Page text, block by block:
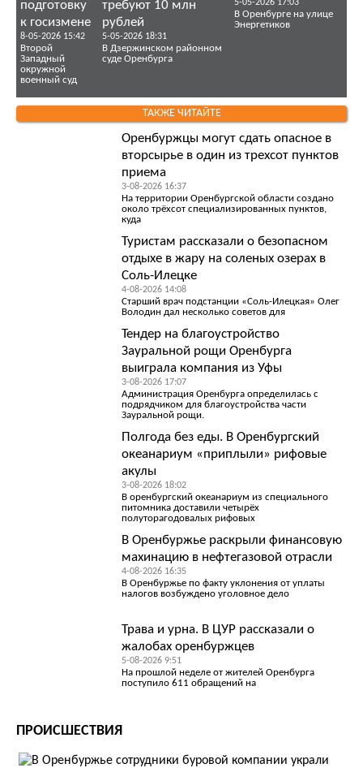
подготовку
к госизмене
8-05-2026 15:42
Второй
Западный
окружной
военный суд
требуют 10 млн
рублей
5-05-2026 18:31
В Дзержинском районном
суде Оренбурга
5-05-2026 17:03
В Оренбурге на улице
Энергетиков
ТАКЖЕ ЧИТАЙТЕ
Оренбуржцы могут сдать опасное в
вторсырье в один из трехсот пунктов
приема
3-08-2026 16:37
На территории Оренбургской области создано
около трёхсот специализированных пунктов,
куда
Туристам рассказали о безопасном
отдыхе в жару на соленых озерах в
Соль-Илецке
4-08-2026 14:08
Старший врач подстанции «Соль-Илецкая» Олег
Володин дал несколько советов для
Тендер на благоустройство
Зауральной рощи Оренбурга
выиграла компания из Уфы
3-08-2026 17:07
Администрация Оренбурга определилась с
подрядчиком для благоустройства части
Зауральной рощи.
Полгода без еды. В Оренбургский
океанариум «приплыли» рифовые
акулы
3-08-2026 18:02
В оренбургский океанариум из специального
питомника доставили четырёх
полуторагодовалых рифовых
В Оренбуржье раскрыли финансовую
махинацию в нефтегазовой отрасли
4-08-2026 16:35
В Оренбуржье по факту уклонения от уплаты
налогов возбуждено уголовное дело
Трава и урна. В ЦУР рассказали о
жалобах оренбуржцев
5-08-2026 9:51
На прошлой неделе от жителей Оренбурга
поступило 611 обращений на
ПРОИСШЕСТВИЯ